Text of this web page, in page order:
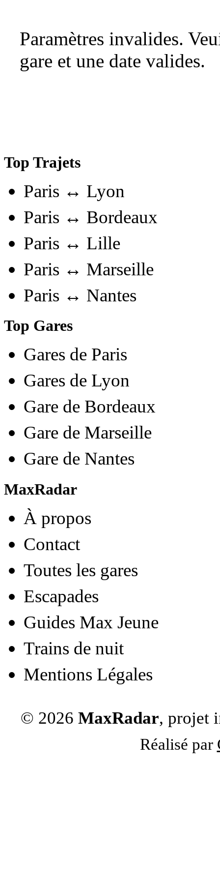
Paramètres invalides.
gare et une date valides.
Top Trajets
Paris ↔ Lyon
Paris ↔ Bordeaux
Paris ↔ Lille
Paris ↔ Marseille
Paris ↔ Nantes
Top Gares
Gares de Paris
Gares de Lyon
Gare de Bordeaux
Gare de Marseille
Gare de Nantes
MaxRadar
À propos
Contact
Toutes les gares
Escapades
Guides Max Jeune
Trains de nuit
Mentions Légales
© 2026 MaxRadar, projet
Réalisé par